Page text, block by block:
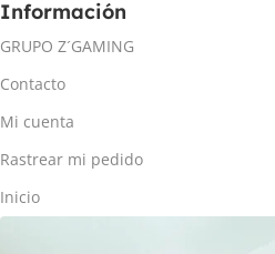
Información
GRUPO Z´GAMING
Contacto
Mi cuenta
Rastrear mi pedido
Inicio